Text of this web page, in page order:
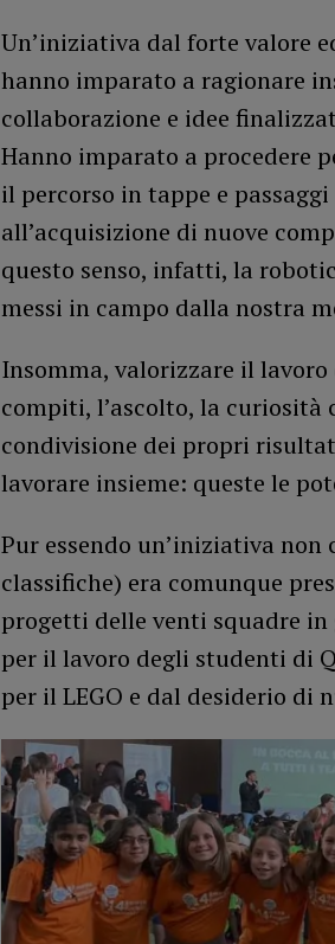
Un’iniziativa dal forte valore
hanno imparato a ragionare
collaborazione e idee
Hanno imparato a procedere
il percorso in tappe e
all’acquisizione di nuove
questo senso, infatti, la
messi in campo dalla nostra
Insomma, valorizzare il
compiti, l’ascolto, la curiosità
condivisione dei propri
lavorare insieme: queste le
Pur essendo un’iniziativa
classifiche) era comunque
progetti delle venti squadre
per il lavoro degli studenti di
per il LEGO e dal desiderio di